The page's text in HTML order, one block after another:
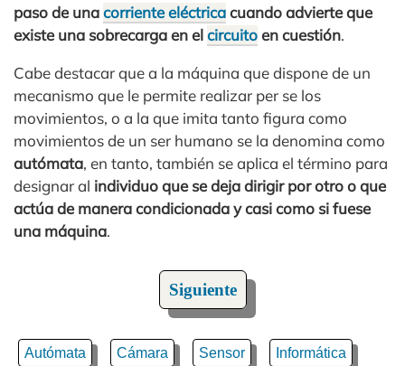
paso de unacorriente eléctricacuando advierte que
existe una sobrecarga en elcircuitoen cuestión.
Cabe destacar que a la máquina que dispone de un
mecanismo que le permite realizar per se los
movimientos, o a la que imita tanto figura como
movimientos de un ser humano se la denomina como
autómata, en tanto, también se aplica el término para
designar al individuo que se deja dirigir por otro o que
actúa de manera condicionada y casi como si fuese
una máquina.
Siguiente
Autómata Cámara Sensor Informática